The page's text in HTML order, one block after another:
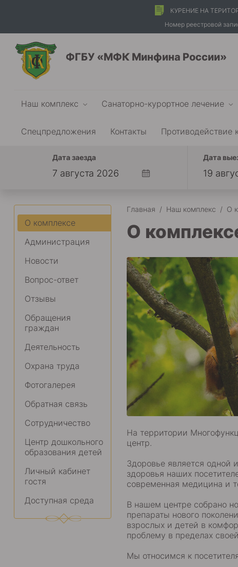
КУРЕНИЕ НА
Номер реестровой
ФГБУ «МФК Минфина России»
Наш комплекс Санаторно-курортное лечение
Спецпредложения Контакты Противодействие
Дата заезда Дата
О комплексе
Администрация
Новости
Вопрос-ответ
Отзывы
Обращения
граждан
Деятельность
Охрана труда
Фотогалерея
Обратная связь
Сотрудничество
Центр дошкольного
образования детей
Личный кабинет
гостя
Доступная среда
Главная / Наш комплекс / О
О
На территории
центр.
Здоровье является одной
здоровья наших
современная медицина и
В нашем центре собрано
препараты нового
взрослых и детей в
проблему в пределах
Мы относимся к